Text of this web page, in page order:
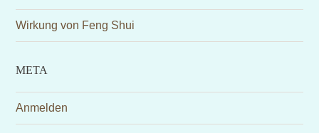
Wirkung von Feng Shui
META
Anmelden